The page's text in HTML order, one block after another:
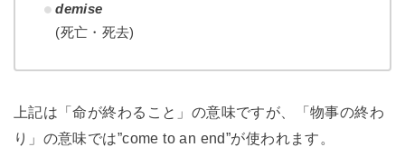
demise
(死亡・死去)
上記は「命が終わること」の意味ですが、「物事の終わ
り」の意味では”come to an end”が使われます。